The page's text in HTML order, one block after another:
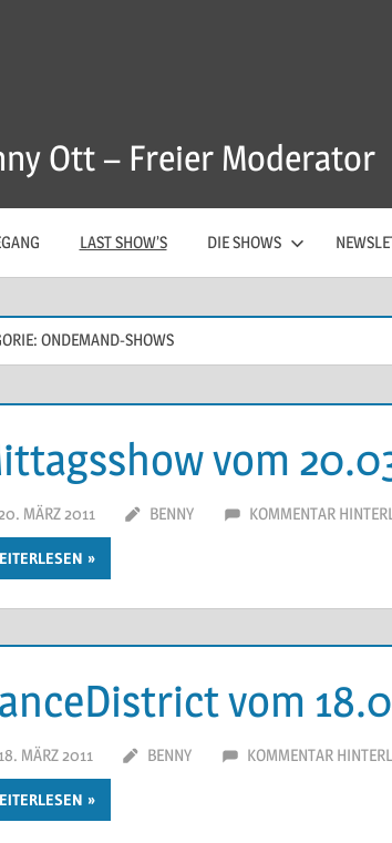
Ott – Freier Moderator
LAST SHOW’S DIE SHOWS
ONDEMAND-SHOWS
vom
20. MÄRZ 2011 BENNY KOMMENTAR
vom
18. MÄRZ 2011 BENNY KOMMENTAR